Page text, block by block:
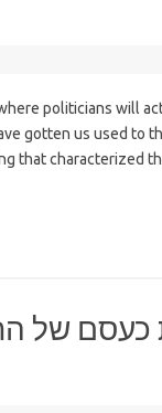
politicians will
gotten us used to
that characterized
כעסם של